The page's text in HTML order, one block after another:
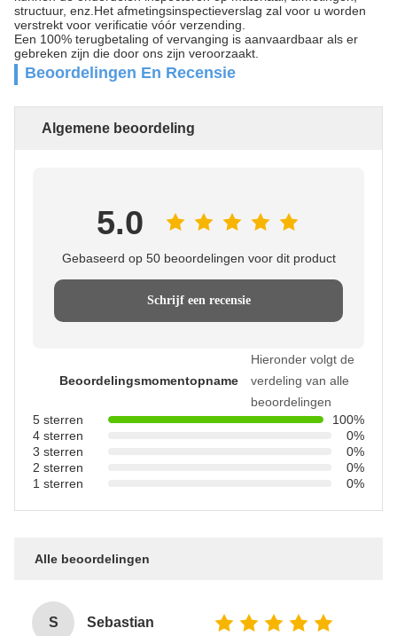
structuur, enz.Het afmetingsinspectieverslag zal voor u worden
verstrekt voor verificatie vóór verzending.
Een 100% terugbetaling of vervanging is aanvaardbaar als er
gebreken zijn die door ons zijn veroorzaakt.
Beoordelingen En Recensie
Algemene beoordeling
5.0
Gebaseerd op 50 beoordelingen voor dit product
Schrijf een recensie
Beoordelingsmomentopname
Hieronder volgt de
verdeling van alle
beoordelingen
5 sterren
100%
4 sterren
0%
3 sterren
0%
2 sterren
0%
1 sterren
0%
Alle beoordelingen
S Sebastian